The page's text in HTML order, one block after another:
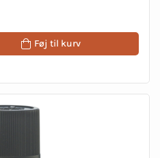
Føj til kurv